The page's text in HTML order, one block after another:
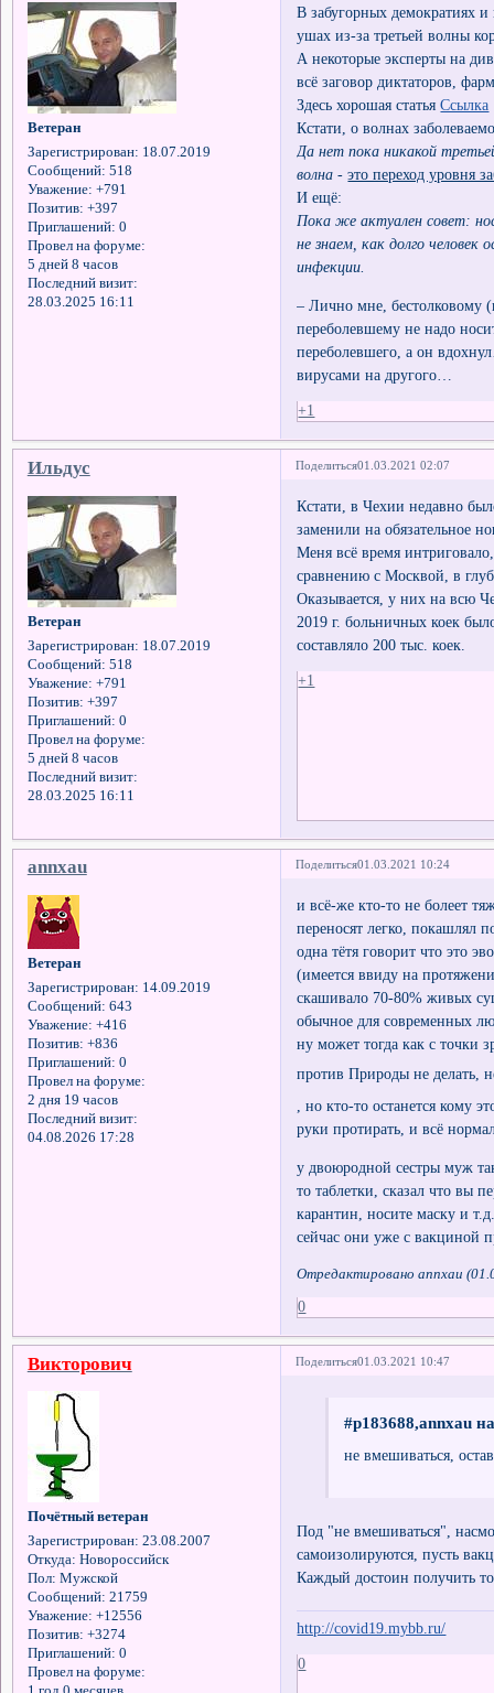
Ветеран
Зарегистрирован: 18.07.2019
Сообщений: 518
Уважение: +791
Позитив: +397
Приглашений: 0
Провел на форуме:
5 дней 8 часов
Последний визит:
28.03.2025 16:11
В забугорных демократиях
ушах из-за третьей волны
А некоторые эксперты на
всё заговор диктаторов,
Здесь хорошая статьяСсылка
Кстати, о волнах
Да нет пока никакой
волна -это переход уровня
И ещё:
Пока же актуален совет:
не знаем, как долго
инфекции.
– Лично мне, бестолковому
переболевшему не надо
переболевшего, а он
вирусами на другого…
+1
Поделиться01.03.2021 02:07
Ильдус
Ветеран
Зарегистрирован: 18.07.2019
Сообщений: 518
Уважение: +791
Позитив: +397
Приглашений: 0
Провел на форуме:
5 дней 8 часов
Последний визит:
28.03.2025 16:11
Кстати, в Чехии недавно
заменили на обязательное
Меня всё время
сравнению с Москвой, в
Оказывается, у них на всю
2019 г. больничных коек
составляло 200 тыс. коек.
+1
Поделиться01.03.2021 10:24
annxau
Ветеран
Зарегистрирован: 14.09.2019
Сообщений: 643
Уважение: +416
Позитив: +836
Приглашений: 0
Провел на форуме:
2 дня 19 часов
Последний визит:
04.08.2026 17:28
и всё-же кто-то не болеет
переносят легко, покашлял
одна тётя говорит что это
(имеется ввиду на
скашивало 70-80% живых
обычное для современных
ну может тогда как с точки
против Природы не делать,
, но кто-то останется кому
руки протирать, и всё
у двоюродной сестры муж
то таблетки, сказал что вы
карантин, носите маску и
сейчас они уже с вакциной
Отредактировано annxau
0
Поделиться01.03.2021 10:47
Викторович
Почётный ветеран
Зарегистрирован: 23.08.2007
Откуда: Новороссийск
Пол: Мужской
Сообщений: 21759
Уважение: +12556
Позитив: +3274
Приглашений: 0
Провел на форуме:
#p183688,annxau
не вмешиваться,
Под "не вмешиваться",
самоизолируются, пусть
Каждый достоин получить
http://covid19.mybb.ru/
0